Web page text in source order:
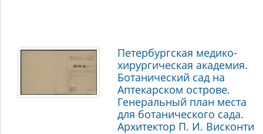
Петербургская медико-
хирургическая академия.
Ботанический сад на
Аптекарском острове.
Генеральный план места
для ботанического сада.
Архитектор П. И. Висконти